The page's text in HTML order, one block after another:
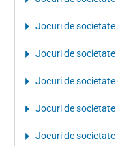
Jocuri de
Jocuri de
Jocuri de societate
Jocuri de societate
Jocuri de societate